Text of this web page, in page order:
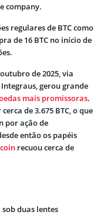
company.
regulares de BTC como
de 16 BTC no início de
de 2025, via
gerou grande
mais promissoras.
de 3.675 BTC, o que
por ação de
então os papéis
recuou cerca de
duas lentes